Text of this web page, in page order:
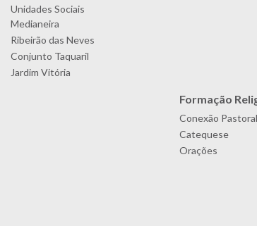
Unidades Sociais
Medianeira
Ribeirão das Neves
Conjunto Taquaril
Jardim Vitória
Formação
Conexão Pastoral
Catequese
Orações